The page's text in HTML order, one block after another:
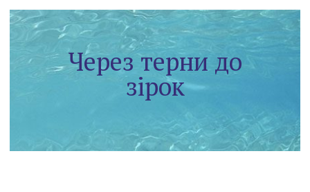
Через терни до
зірок